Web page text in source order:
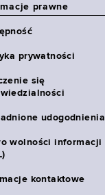
prawne
prywatności
się
udogodnienia
wolności informacji
kontaktowe